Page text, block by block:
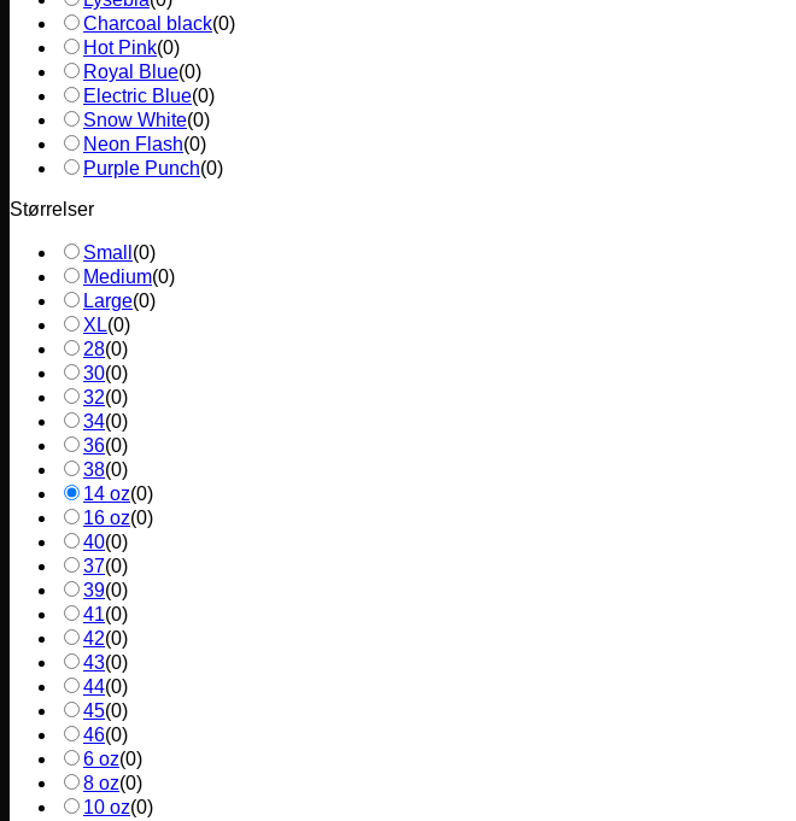
Charcoal black(0)
Hot Pink(0)
Royal Blue(0)
Electric Blue(0)
Snow White(0)
Neon Flash(0)
Purple Punch(0)
Størrelser
Small (0)
Medium(0)
Large(0)
XL(0)
28(0)
30(0)
32(0)
34(0)
36(0)
38(0)
14 oz(0)
16 oz(0)
40(0)
37(0)
39(0)
41(0)
42(0)
43(0)
44(0)
45(0)
46(0)
6 oz(0)
8 oz(0)
10 oz(0)